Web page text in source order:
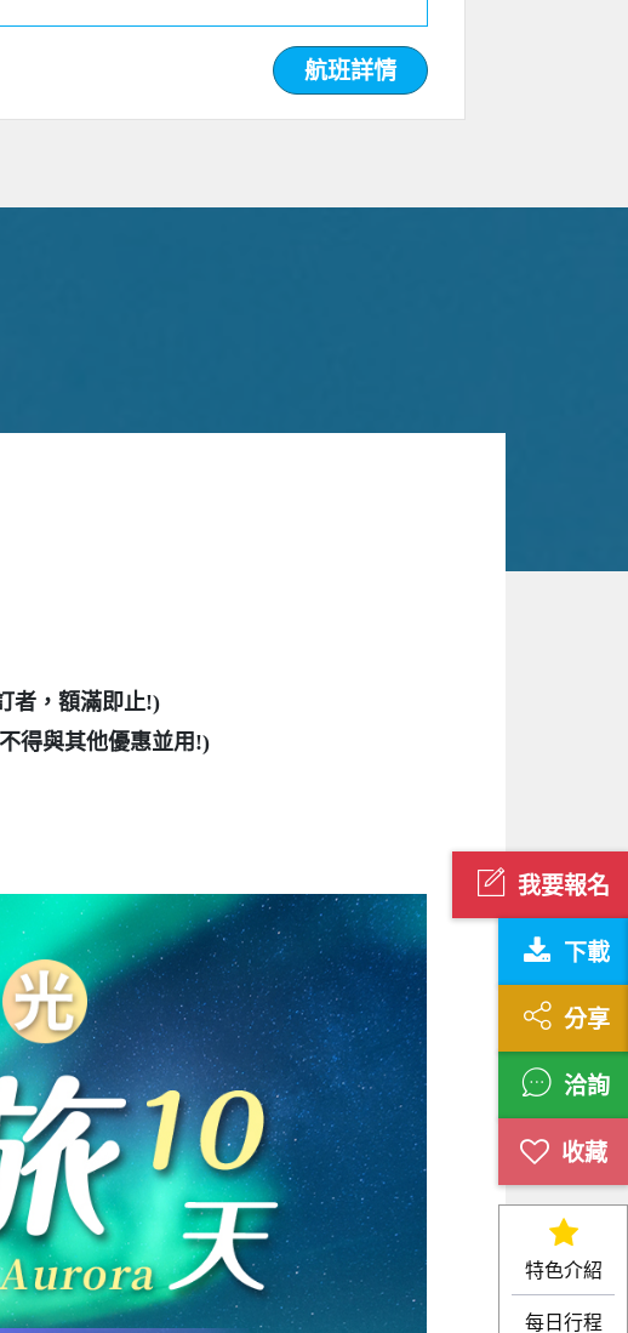
我要報名
下載
分享
洽詢
特色介紹
每日行程
航班詳情
者，額滿即止!)
得與其他優惠並用!)